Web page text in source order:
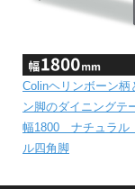
Colinヘリンボーン柄
ン脚のダイニングテ
幅1800 ナチュラ
ル四角脚